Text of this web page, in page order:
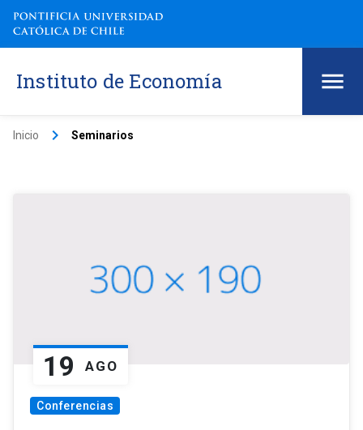
Instituto de Economía
Inicio keyboard_arrow_right Seminarios
19 AGO
Conferencias